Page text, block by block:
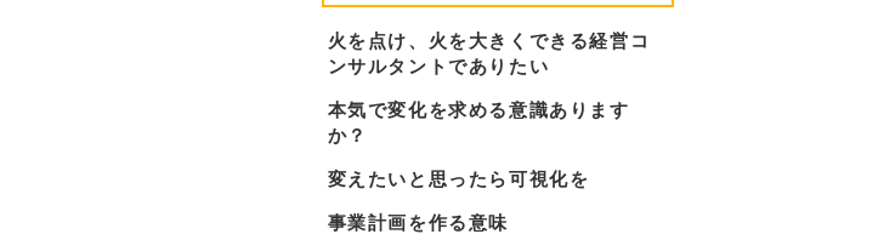
火を点け、火を大きくできる経営コ
ンサルタントでありたい
本気で変化を求める意識あります
か？
変えたいと思ったら可視化を
事業計画を作る意味